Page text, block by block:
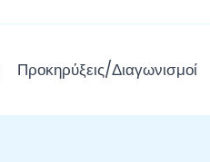
Προκηρύξεις/Διαγωνισμοί